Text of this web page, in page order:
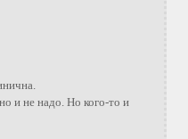
и не надо. Но кого-то и